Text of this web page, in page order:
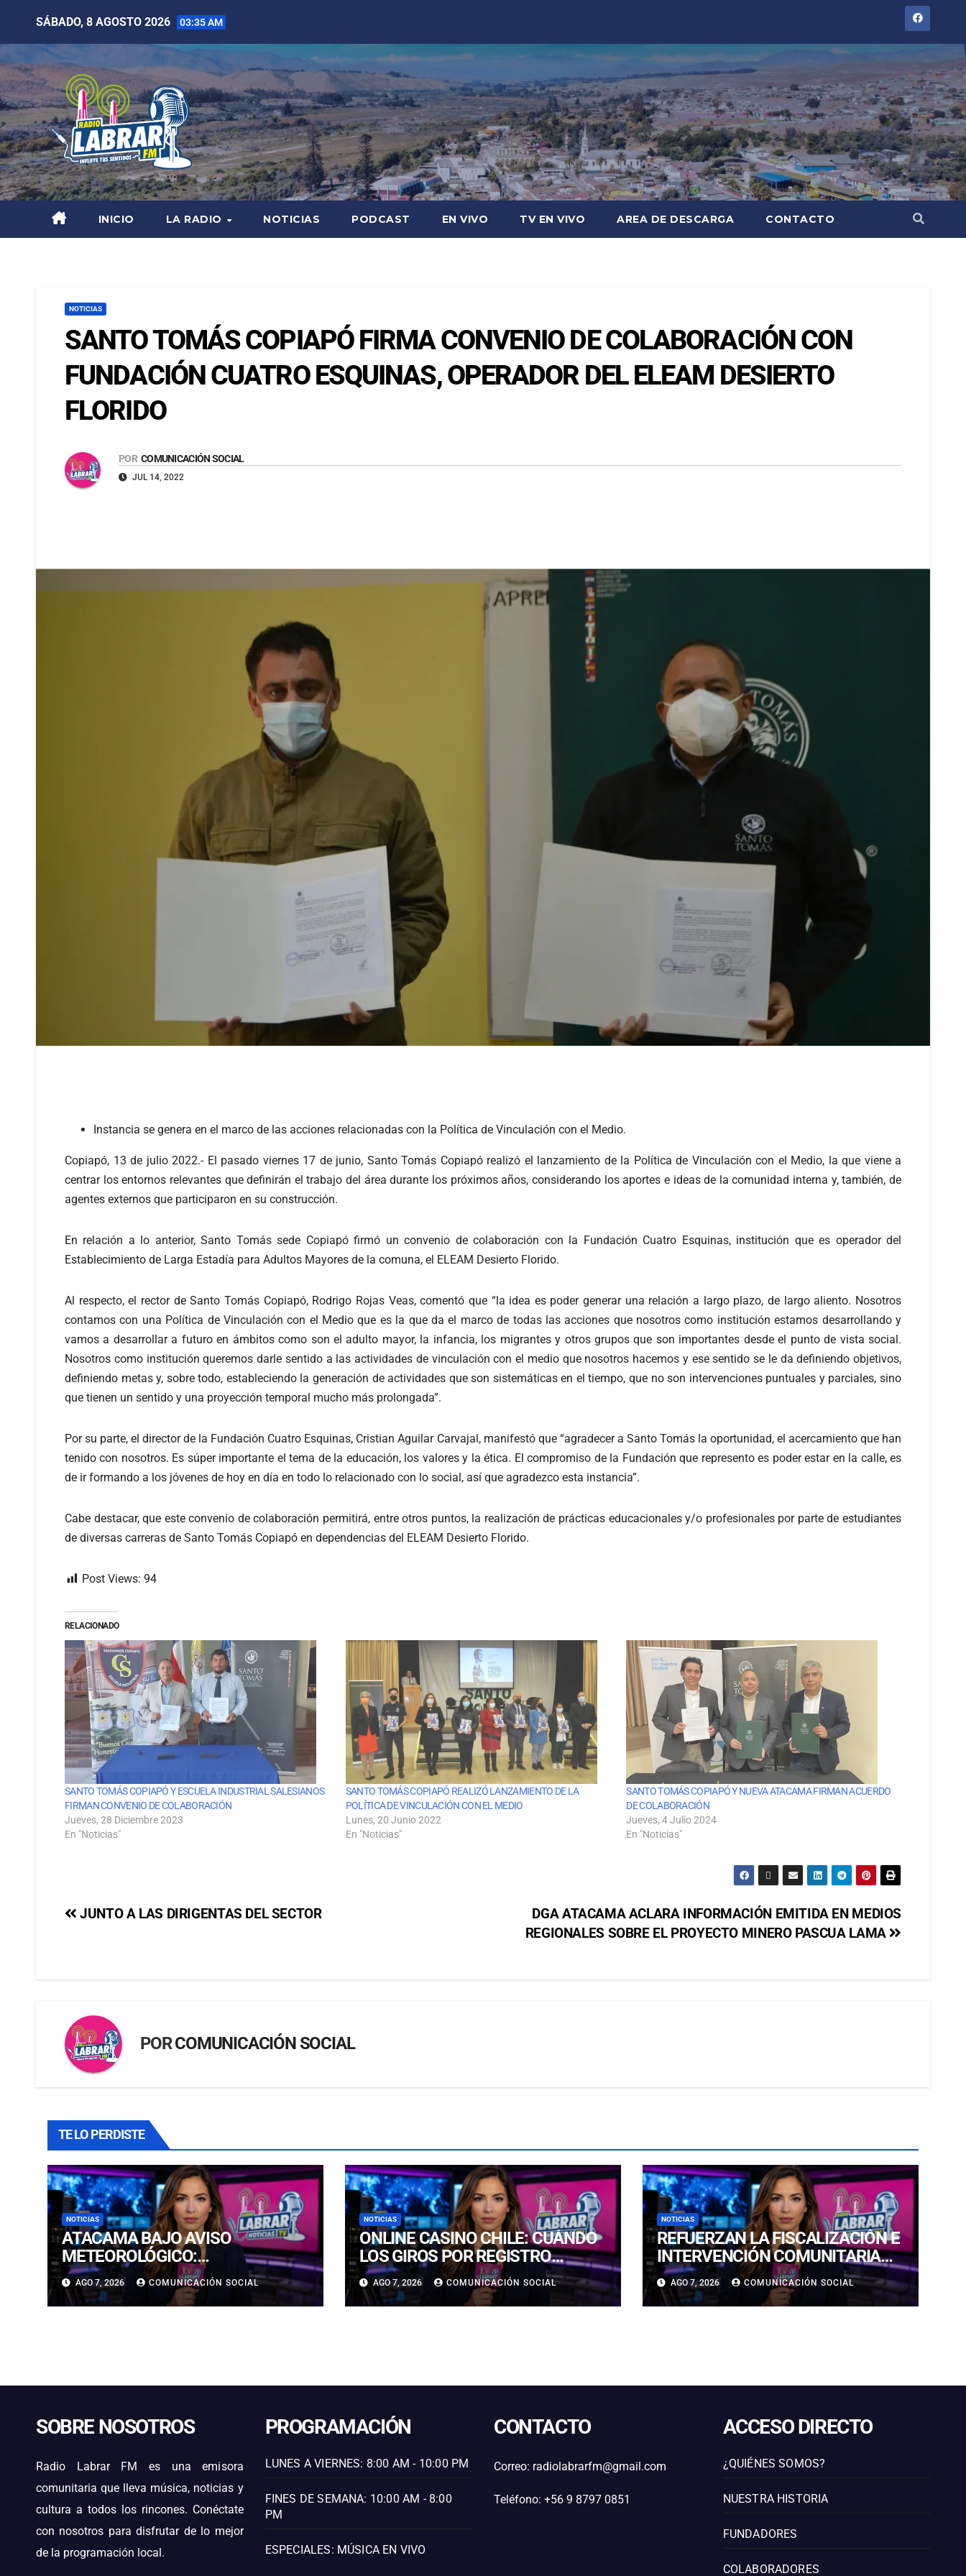
SÁBADO, 8 AGOSTO 2026 03:35 AM
INICIO LA RADIO NOTICIAS PODCAST EN VIVO TV EN VIVO AREA DE DESCARGA CONTACTO
NOTICIAS
SANTO TOMÁS COPIAPÓ FIRMA CONVENIO DE COLABORACIÓN CON
FUNDACIÓN CUATRO ESQUINAS, OPERADOR DEL ELEAM DESIERTO
FLORIDO
POR COMUNICACIÓN SOCIAL
JUL 14, 2022
Instancia se genera en el marco de las acciones relacionadas con la Política de Vinculación con el Medio.
Copiapó, 13 de julio 2022.- El pasado viernes 17 de junio, Santo Tomás Copiapó realizó el lanzamiento de la Política de Vinculación con el Medio, la que viene a
centrar los entornos relevantes que definirán el trabajo del área durante los próximos años, considerando los aportes e ideas de la comunidad interna y, también, de
agentes externos que participaron en su construcción.
En relación a lo anterior, Santo Tomás sede Copiapó firmó un convenio de colaboración con la Fundación Cuatro Esquinas, institución que es operador del
Establecimiento de Larga Estadía para Adultos Mayores de la comuna, el ELEAM Desierto Florido.
Al respecto, el rector de Santo Tomás Copiapó, Rodrigo Rojas Veas, comentó que “la idea es poder generar una relación a largo plazo, de largo aliento. Nosotros
contamos con una Política de Vinculación con el Medio que es la que da el marco de todas las acciones que nosotros como institución estamos desarrollando y
vamos a desarrollar a futuro en ámbitos como son el adulto mayor, la infancia, los migrantes y otros grupos que son importantes desde el punto de vista social.
Nosotros como institución queremos darle sentido a las actividades de vinculación con el medio que nosotros hacemos y ese sentido se le da definiendo objetivos,
definiendo metas y, sobre todo, estableciendo la generación de actividades que son sistemáticas en el tiempo, que no son intervenciones puntuales y parciales, sino
que tienen un sentido y una proyección temporal mucho más prolongada”.
Por su parte, el director de la Fundación Cuatro Esquinas, Cristian Aguilar Carvajal, manifestó que “agradecer a Santo Tomás la oportunidad, el acercamiento que han
tenido con nosotros. Es súper importante el tema de la educación, los valores y la ética. El compromiso de la Fundación que represento es poder estar en la calle, es
de ir formando a los jóvenes de hoy en día en todo lo relacionado con lo social, así que agradezco esta instancia”.
Cabe destacar, que este convenio de colaboración permitirá, entre otros puntos, la realización de prácticas educacionales y/o profesionales por parte de estudiantes
de diversas carreras de Santo Tomás Copiapó en dependencias del ELEAM Desierto Florido.
Post Views: 94
RELACIONADO
SANTO TOMÁS COPIAPÓ Y ESCUELA INDUSTRIAL SALESIANOS
FIRMAN CONVENIO DE COLABORACIÓN
Jueves, 28 Diciembre 2023
En "Noticias"
SANTO TOMÁS COPIAPÓ REALIZÓ LANZAMIENTO DE LA
POLÍTICA DE VINCULACIÓN CON EL MEDIO
Lunes, 20 Junio 2022
En "Noticias"
SANTO TOMÁS COPIAPÓ Y NUEVA ATACAMA FIRMAN ACUERDO
DE COLABORACIÓN
Jueves, 4 Julio 2024
En "Noticias"
DGA ATACAMA ACLARA INFORMACIÓN EMITIDA EN MEDIOS
REGIONALES SOBRE EL PROYECTO MINERO PASCUA LAMA
JUNTO A LAS DIRIGENTAS DEL SECTOR
PORCOMUNICACIÓN SOCIAL
TE LO PERDISTE
NOTICIAS
ATACAMA BAJO AVISO
METEOROLÓGICO:
PRONOSTICAN LLUVIAS E
ISOTERMA CERO ALTA EN
PRECORDILLERA Y CORDILLERA
AGO 7, 2026 COMUNICACIÓN SOCIAL
NOTICIAS
ONLINE CASINO CHILE: CUÁNDO
LOS GIROS POR REGISTRO
REALMENTE SIRVEN
AGO 7, 2026 COMUNICACIÓN SOCIAL
NOTICIAS
REFUERZAN LA FISCALIZACIÓN E
INTERVENCIÓN COMUNITARIA
CON OPERATIVO CONJUNTO EN
CALDERA
AGO 7, 2026 COMUNICACIÓN SOCIAL
SOBRE NOSOTROS
Radio Labrar FM es una emisora
comunitaria que lleva música, noticias y
cultura a todos los rincones. Conéctate
con nosotros para disfrutar de lo mejor
de la programación local.
PROGRAMACIÓN
LUNES A VIERNES: 8:00 AM - 10:00 PM
FINES DE SEMANA: 10:00 AM - 8:00
PM
ESPECIALES: MÚSICA EN VIVO
CONTACTO
Correo: radiolabrarfm@gmail.com
Teléfono: +56 9 8797 0851
ACCESO DIRECTO
¿QUIÉNES SOMOS?
NUESTRA HISTORIA
FUNDADORES
COLABORADORES